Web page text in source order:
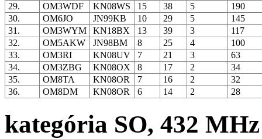
29.
OM3WDF KN08WS 15 38 5
190
30.
OM6JO JN99KB 10 29 5
145
31.
OM3WYM KN18BX 13 39 3
117
32.
OM5AKW JN98BM 8 25 4
100
33.
OM3RI KN08UV 7 21 3
63
34.
OM3ZBG KN08OX 8 17 2
34
35.
OM8TA KN08OR 7 16 2
32
36.
OM8DM KN08OR 6 14 2 28
kategória SO, 432 MHz